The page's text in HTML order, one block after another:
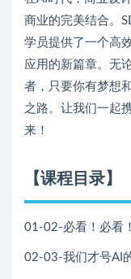
商业的完美结合。
学员提供了一个高
应用的新篇章。无
者，只要你有梦想
之路。让我们一起
来！
【课程目录】
01-02-必看！必看
02-03-我们才号AI